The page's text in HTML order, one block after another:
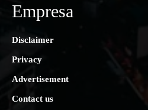
Empresa
Disclaimer
Privacy
Advertisement
Contact us